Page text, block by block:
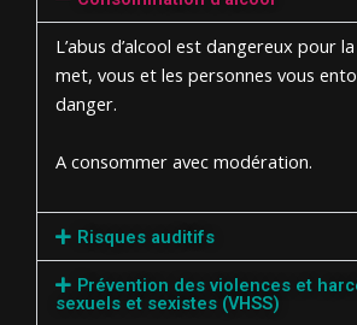
L’abus d’alcool est dangereux pour
met, vous et les personnes vous
danger.
A consommer avec modération.
Risques auditifs
Prévention des violences et
sexuels et sexistes (VHSS)